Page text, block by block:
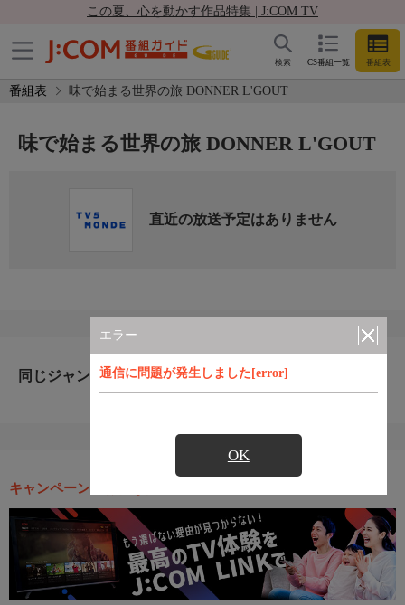
この夏、心を動かす作品特集 | J:COM TV
CS番組一覧 番組表
検索
番組表 味で始まる世界の旅 DONNER L'GOUT
エラー
通信に問題が発生しました[error]
OK
味で始まる世界の旅 DONNER L'GOUT
直近の放送予定はありません
同じジャンルのおすすめ番組
キャンペーン・お得な情報